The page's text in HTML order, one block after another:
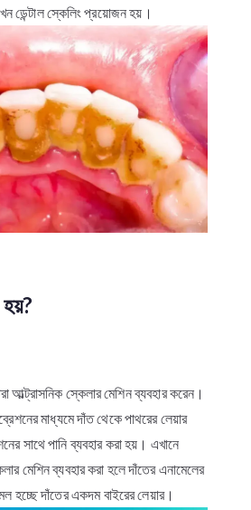
ডেন্টাল স্কেলিং প্রয়োজন হয়।
হয়?
আল্ট্রাসনিক স্কেলার মেশিন ব্যবহার করেন।
মাধ্যমে দাঁত থেকে পাথরের লেয়ার
সাথে পানি ব্যবহার করা হয়। এখানে
মেশিন ব্যবহার করা হলে দাঁতের এনামেলের
হচ্ছে দাঁতের একদম বাইরের লেয়ার।